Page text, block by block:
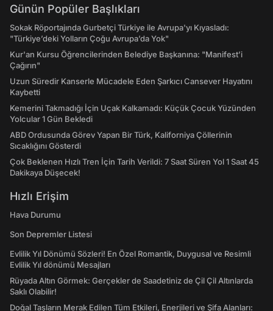
Günün Popüler Başlıkları
Sokak Röportajında Gurbetçi Türkiye ile Avrupa'yı Kıyasladı:
"Türkiye’deki Yolların Çoğu Avrupa’da Yok"
Kur'an Kursu Öğrencilerinden Belediye Başkanına: "Manifest’i
Çağırın"
Uzun Süredir Kanserle Mücadele Eden Şarkıcı Cansever Hayatını
Kaybetti
Kemerini Takmadığı İçin Uçak Kalkamadı: Küçük Çocuk Yüzünden
Yolcular 1 Gün Bekledi
ABD Ordusunda Görev Yapan Bir Türk, Kaliforniya Çöllerinin
Sıcaklığını Gösterdi
Çok Beklenen Hızlı Tren İçin Tarih Verildi: 7 Saat Süren Yol 1 Saat 45
Dakikaya Düşecek!
Hızlı Erişim
Hava Durumu
Son Depremler Listesi
Evlilik Yıl Dönümü Sözleri! En Özel Romantik, Duygusal ve Resimli
Evlilik Yıl dönümü Mesajları
Rüyada Altın Görmek: Gerçekler de Saadetiniz de Çil Çil Altınlarda
Saklı Olabilir!
Doğal Taşların Merak Edilen Tüm Etkileri, Enerjileri ve Şifa Alanları: